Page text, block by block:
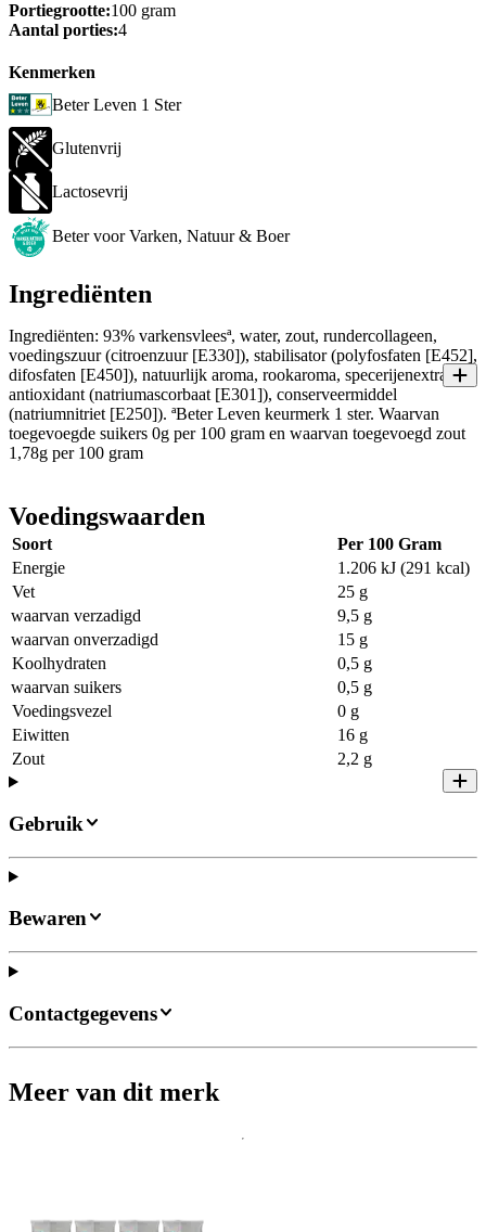
Portiegrootte:100 gram
Aantal porties:4
Kenmerken
Beter Leven 1 Ster
Glutenvrij
Lactosevrij
Beter voor Varken, Natuur & Boer
Ingrediënten
Ingrediënten: 93% varkensvleesª, water, zout, rundercollageen,
voedingszuur (citroenzuur [E330]), stabilisator (polyfosfaten [E452],
difosfaten [E450]), natuurlijk aroma, rookaroma, specerijenextract,
antioxidant (natriumascorbaat [E301]), conserveermiddel
(natriumnitriet [E250]). ªBeter Leven keurmerk 1 ster. Waarvan
toegevoegde suikers 0g per 100 gram en waarvan toegevoegd zout
1,78g per 100 gram
Voedingswaarden
Soort
Per 100 Gram
Energie
1.206 kJ (291 kcal)
Vet
25 g
waarvan verzadigd
9,5 g
waarvan onverzadigd
15 g
Koolhydraten
0,5 g
waarvan suikers
0,5 g
Voedingsvezel
0 g
Eiwitten
16 g
Zout
2,2 g
Gebruik
Bewaren
Contactgegevens
Meer van dit merk